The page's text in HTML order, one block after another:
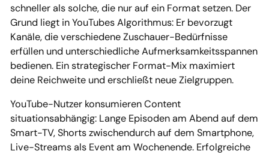
schneller als solche, die nur auf ein Format setzen. Der
Grund liegt in YouTubes Algorithmus: Er bevorzugt
Kanäle, die verschiedene Zuschauer-Bedürfnisse
erfüllen und unterschiedliche Aufmerksamkeitsspannen
bedienen. Ein strategischer Format-Mix maximiert
deine Reichweite und erschließt neue Zielgruppen.
YouTube-Nutzer konsumieren Content
situationsabhängig: Lange Episoden am Abend auf dem
Smart-TV, Shorts zwischendurch auf dem Smartphone,
Live-Streams als Event am Wochenende. Erfolgreiche